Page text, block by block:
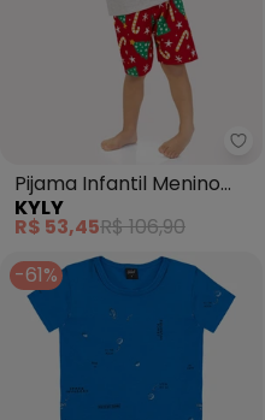
Pijama Infantil Menino
Natal (Cinza)
KYLY
R$ 53,45R$ 106,90
-61%